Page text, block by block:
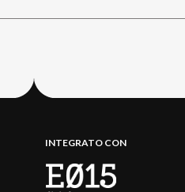
INTEGRATO CON